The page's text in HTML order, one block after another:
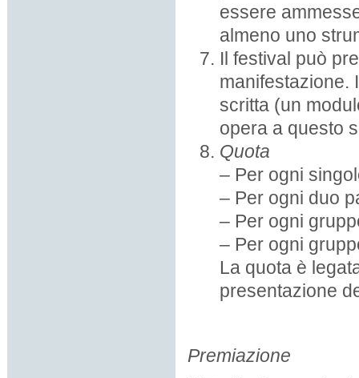
essere
almeno uno
Il festival può
manifestazione.
scritta (un
opera a questo
Quota
– Per ogni
– Per ogni duo
– Per ogni
– Per ogni
La quota è
presentazione
Premiazione